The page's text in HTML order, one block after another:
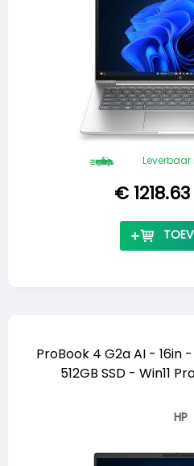
€ 1218.63
ProBook 4 G2a AI - 16in
512GB SSD - Win11
HP